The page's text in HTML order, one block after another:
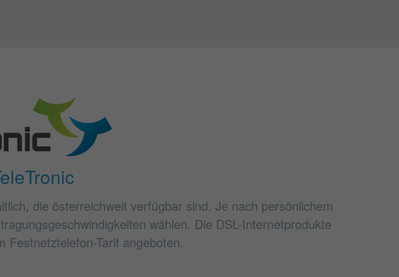
die österreichweit verfügbar sind. Je nach persönlichem
wählen. Die DSL-Internetprodukte
Festnetztelefon-Tarif angeboten.